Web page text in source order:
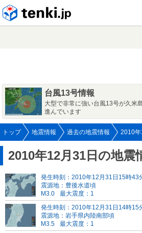
台風13号情報
大型で非常に強い台風13号が久米
進んでいます
トップ 地震情報 過去の地震情報 2010年
2010年12月31日の地震
発生時刻：2010年12月31日15時43
震源地：豊後水道頃
M3.0
最大震度：1
発生時刻：2010年12月31日14時15
震源地：岩手県内陸南部頃
M3.5
最大震度：1